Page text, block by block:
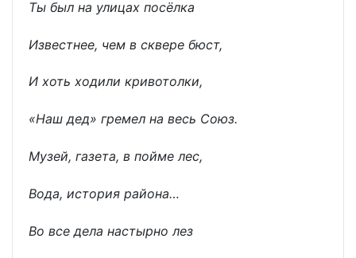
Ты был на улицах посёлка
Известнее, чем в сквере бюст,
И хоть ходили кривотолки,
«Наш дед» гремел на весь Союз.
Музей, газета, в пойме лес,
Вода, история района…
Во все дела настырно лез